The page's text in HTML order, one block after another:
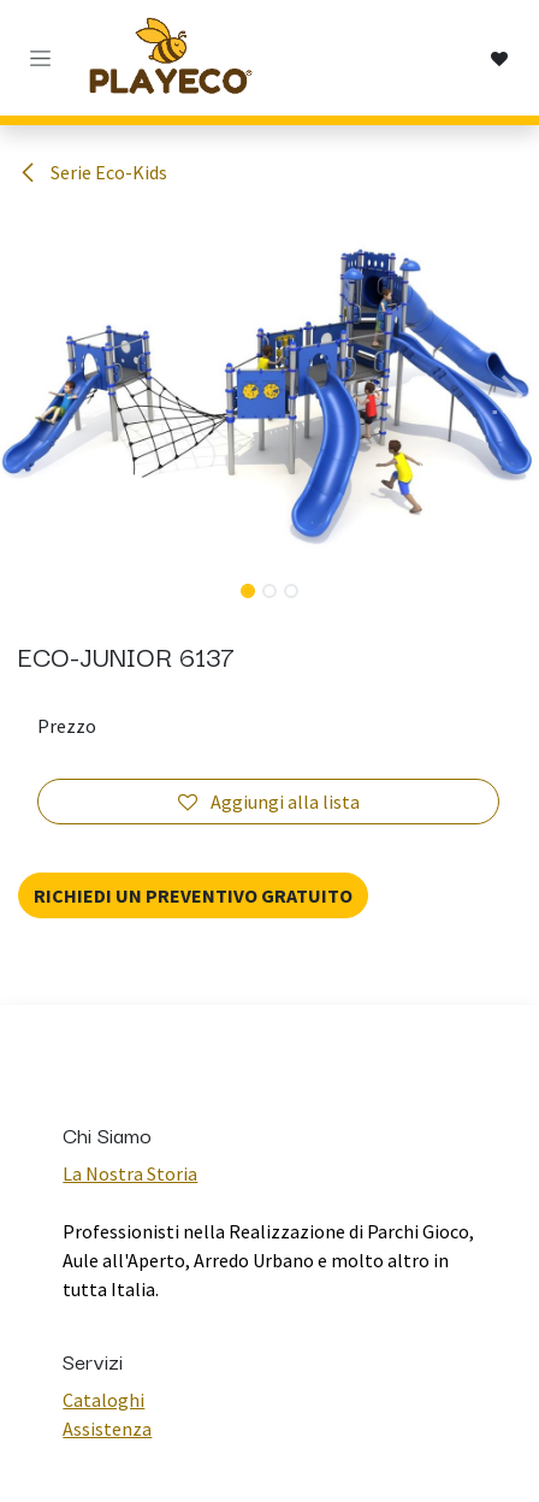
Passa al contenuto
Serie Eco-Kids
ECO-JUNIOR 6137
Aggiungi alla lista
Prezzo
RICHIEDI UN PREVENTIVO GRATUITO
Chi Siamo
La Nostra Storia
Professionisti nella Realizzazione di Parchi Gioco,
Aule all'Aperto, Arredo Urbano e molto altro in
tutta Italia.
Servizi
Cataloghi
Assistenza